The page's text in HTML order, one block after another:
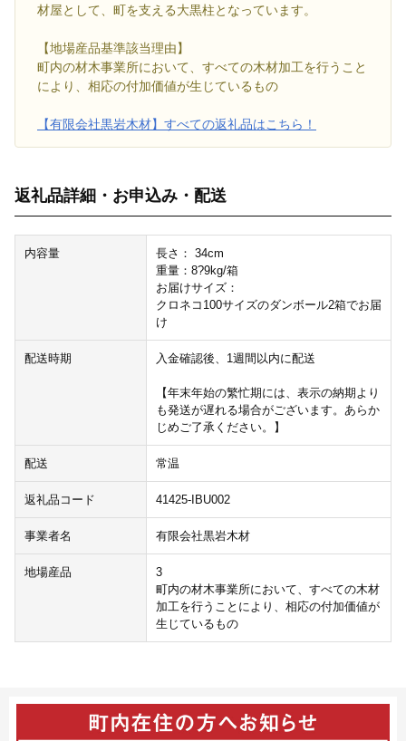
材屋として、町を支える大黒柱となっています。
【地場産品基準該当理由】
町内の材木事業所において、すべての木材加工を行うこと
により、相応の付加価値が生じているもの
【有限会社黒岩木材】すべての返礼品はこちら！
返礼品詳細・お申込み・配送
内容量
長さ： 34cm
重量：8?9kg/箱
お届けサイズ：
クロネコ100サイズのダンボール2箱でお届
け
配送時期 入金確認後、1週間以内に配送
【年末年始の繁忙期には、表示の納期より
も発送が遅れる場合がございます。あらか
じめご了承ください。】
配送 常温
返礼品コード 41425-IBU002
事業者名 有限会社黒岩木材
地場産品
3
町内の材木事業所において、すべての木材
加工を行うことにより、相応の付加価値が
生じているもの